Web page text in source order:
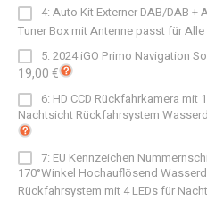
4: Auto Kit Externer DAB/DAB
Tuner Box mit Antenne passt für
5: 2024 iGO Primo Navigation
19,00 €
6: HD CCD Rückfahrkamera
Nachtsicht Rückfahrsystem
7: EU Kennzeichen
170°Winkel Hochauflösend
Rückfahrsystem mit 4 LEDs für